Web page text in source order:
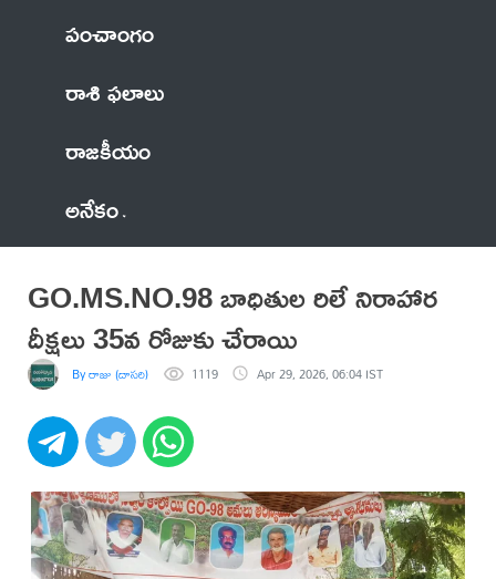
పంచాంగం
రాశి ఫలాలు
రాజకీయం
అనేకం
GO.MS.NO.98 బాధితుల రిలే నిరాహార
దీక్షలు 35వ రోజుకు చేరాయి
By రాజు (దాసరి) 1119 Apr 29, 2026, 06:04 IST